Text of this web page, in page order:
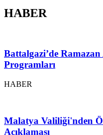
HABER
Battalgazi’de Ramazan
Programları
HABER
Malatya Valiliği'nden
Açıklaması